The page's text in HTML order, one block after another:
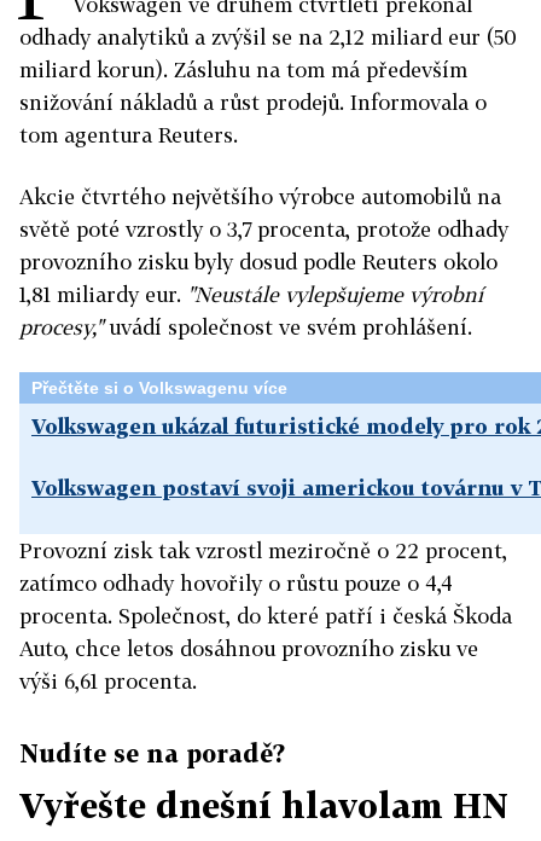
odhady analytiků a zvýšil se na 2,12 miliard eur (50
miliard korun). Zásluhu na tom má především
snižování nákladů a růst prodejů. Informovala o
tom agentura Reuters.
Akcie čtvrtého největšího výrobce automobilů na
světě poté vzrostly o 3,7 procenta, protože odhady
provozního zisku byly dosud podle Reuters okolo
1,81 miliardy eur. "Neustále vylepšujeme výrobní
procesy,"uvádí společnost ve svém prohlášení.
Přečtěte si o Volkswagenu více
Volkswagen ukázal futuristické modely pro rok
Volkswagen postaví svoji americkou továrnu v
Provozní zisk tak vzrostl meziročně o 22 procent,
zatímco odhady hovořily o růstu pouze o 4,4
procenta. Společnost, do které patří i česká Škoda
Auto, chce letos dosáhnou provozního zisku ve
výši 6,61 procenta.
Nudíte se na poradě?
Vyřešte dnešní hlavolam HN